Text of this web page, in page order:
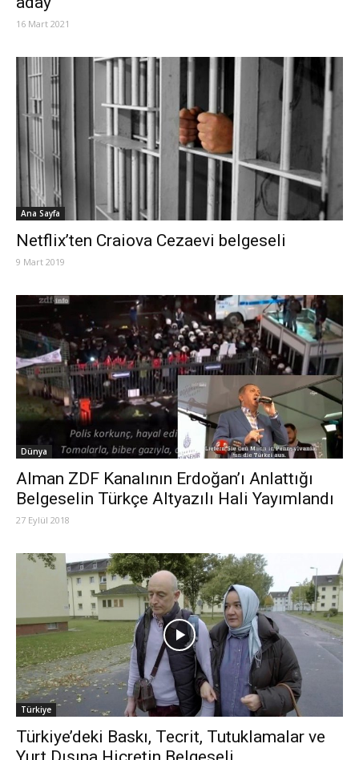
16 Mart 2021
Ana Sayfa
Netflix’ten Craiova Cezaevi belgeseli
9 Mart 2019
Dünya
Alman ZDF Kanalının Erdoğan’ı Anlattığı
Belgeselin Türkçe Altyazılı Hali Yayımlandı
27 Eylül 2018
Türkiye
Türkiye’deki Baskı, Tecrit, Tutuklamalar ve